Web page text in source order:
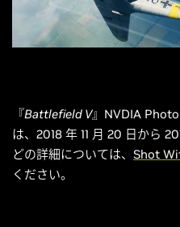
『Battlefield V』NVDIA
は、2018 年 11 月 20 日から
どの詳細については、 Shot
ください。